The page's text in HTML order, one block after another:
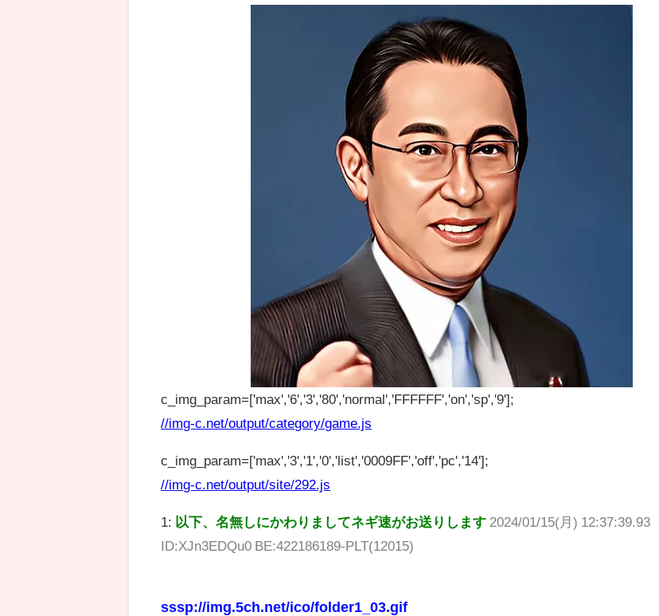
c_img_param=['max','6','3','80','normal','FFFFFF','on','sp','9'];
//img-c.net/output/category/game.js
c_img_param=['max','3','1','0','list','0009FF','off','pc','14'];
//img-c.net/output/site/292.js
1: 以下、名無しにかわりましてネギ速がお送りします 2024/01/15(月) 12:37:39.93
ID:XJn3EDQu0 BE:422186189-PLT(12015)
sssp://img.5ch.net/ico/folder1_03.gif